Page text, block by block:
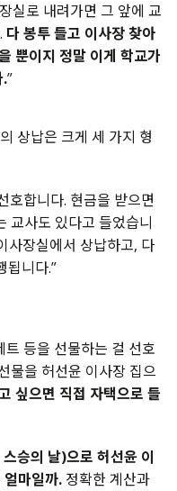
실로 내려가면 그 앞에 교
다 봉투 들고 이사장 찾아
뿐이지 정말 이게 학교가
.”
상납은 크게 세 가지 형
호합니다. 현금을 받으면
교사도 있다고 들었습니
사장실에서 상납하고, 다
됩니다.”
트 등을 선물하는 걸 선호
물을 허선윤 이사장 집으
싶으면 직접 자택으로 들
스승의 날)으로 허선윤 이
얼마일까. 정확한계산과